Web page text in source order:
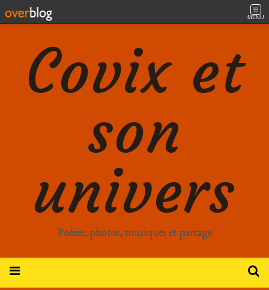
MENU
Covix et
son
univers
Poésie, photos, musiques et partage